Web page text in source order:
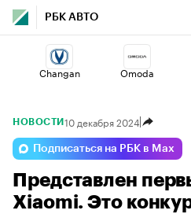
РБК АВТО
Changan Omoda
Haval Lada
Geely Esteo
НОВОСТИ 10 декабря 2024
Подписаться на РБК в Max
Представлен
Xiaomi. Это